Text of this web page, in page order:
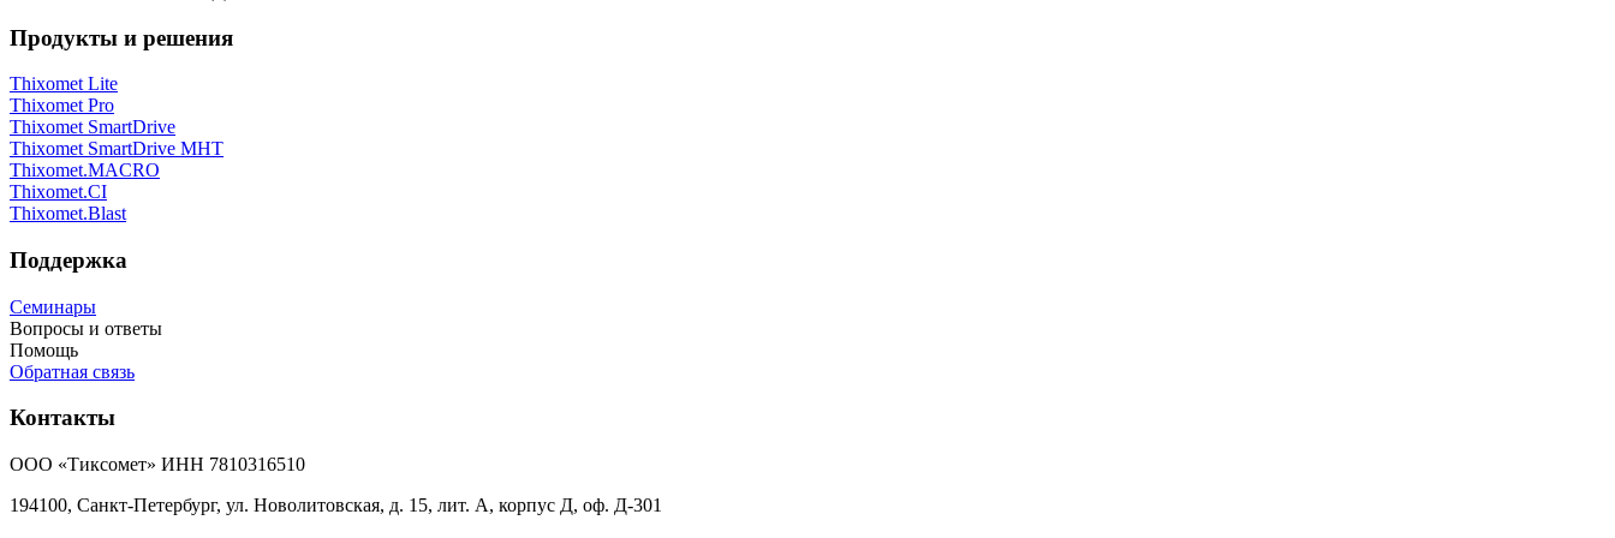
Продукты и решения
Thixomet Lite
Thixomet Pro
Thixomet SmartDrive
Thixomet SmartDrive MHT
Thixomet.MACRO
Thixomet.CI
Thixomet.Blast
Поддержка
Семинары
Вопросы и ответы
Помощь
Обратная связь
Контакты
ООО «Тиксомет» ИНН 7810316510
194100, Санкт-Петербург, ул. Новолитовская, д. 15, лит. А, корпус Д, оф. Д-301